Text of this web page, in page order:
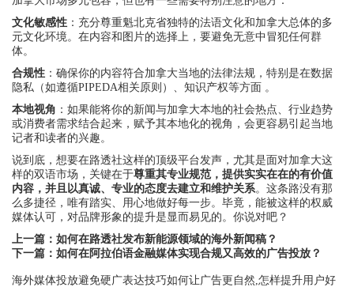
文化敏感性 ：充分尊重魁北克省独特的法语文化和加拿大总体的多
元文化环境。在内容和图片的选择上，要避免无意中冒犯任何群
体。
合规性 ：确保你的内容符合加拿大当地的法律法规，特别是在数据
隐私（如遵循PIPEDA相关原则）、知识产权等方面 。
本地视角 ：如果能将你的新闻与加拿大本地的社会热点、行业趋势
或消费者需求结合起来，赋予其本地化的视角，会更容易引起当地
记者和读者的兴趣。
说到底，想要在路透社这样的顶级平台发声，尤其是面对加拿大这
样的双语市场，关键在于尊重其专业规范，提供实实在在的有价值
内容，并且以真诚、专业的态度去建立和维护关系。这条路没有那
么多捷径，唯有踏实、用心地做好每一步。毕竟，能被这样的权威
媒体认可，对品牌形象的提升是显而易见的。你说对吧？
上一篇： 如何在路透社发布新能源领域的海外新闻稿？
下一篇： 如何在阿拉伯语金融媒体实现合规又高效的广告投放？
海外媒体投放避免硬广表达技巧如何让广告更自然,怎样提升用户好